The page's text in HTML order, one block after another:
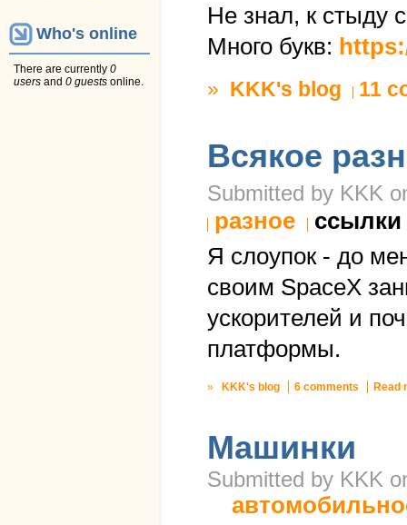
Who's online
There are currently 0
users and 0 guests online.
Не знал, к стыду
Много букв:
» KKK's blog 11
Всякое
Submitted by KKK
разное ссылки
Я слоупок - до
своим SpaceX
ускорителей и
платформы.
» KKK's blog 6 comments Read
Машинки
Submitted by KKK